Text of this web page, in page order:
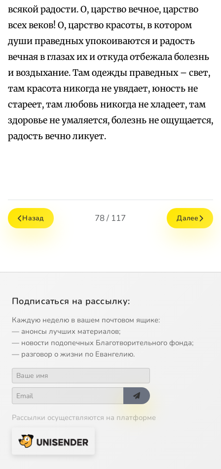
всякой радости. О, царство вечное, царство
всех веков! О, царство красоты, в котором
души праведных упокоиваются и радость
вечная в глазах их и откуда отбежала болезнь
и воздыхание. Там одежды праведных – свет,
там красота никогда не увядает, юность не
стареет, там любовь никогда не хладеет, там
здоровье не умаляется, болезнь не ощущается,
радость вечно ликует.
Назад 78 / 117 Далее
Подписаться на рассылку:
Каждую неделю в вашем почтовом ящике:
— анонсы лучших материалов;
— новости подопечных Благотворительного фонда;
— разговор о жизни по Евангелию.
Рассылки осуществляются на платформе